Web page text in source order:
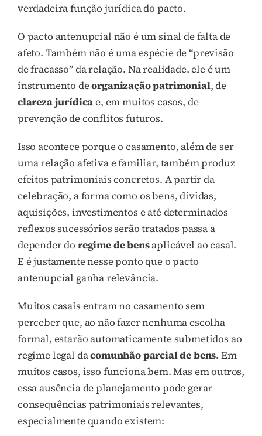
verdadeira função jurídica do pacto.
O pacto antenupcial não é um sinal de falta de
afeto. Também não é uma espécie de “previsão
de fracasso” da relação. Na realidade, ele é um
instrumento deorganização patrimonial, de
clareza jurídicae, em muitos casos, de
prevenção de conflitos futuros.
Isso acontece porque o casamento, além de ser
uma relação afetiva e familiar, também produz
efeitos patrimoniais concretos. A partir da
celebração, a forma como os bens, dívidas,
aquisições, investimentos e até determinados
reflexos sucessórios serão tratados passa a
depender do regime de bensaplicável ao casal.
E é justamente nesse ponto que o pacto
antenupcial ganha relevância.
Muitos casais entram no casamento sem
perceber que, ao não fazer nenhuma escolha
formal, estarão automaticamente submetidos ao
regime legal dacomunhão parcial de bens. Em
muitos casos, isso funciona bem. Mas em outros,
essa ausência de planejamento pode gerar
consequências patrimoniais relevantes,
especialmente quando existem: